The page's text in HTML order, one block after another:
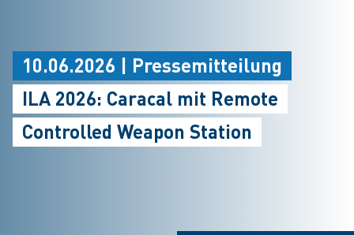
10.06.2026 | Pressemitteilung
ILA 2026: Caracal mit Remote
Controlled Weapon Station